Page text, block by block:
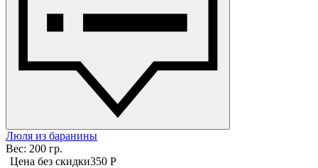
Люля из баранины
Вес: 200 гр.
Цена без скидки350 P